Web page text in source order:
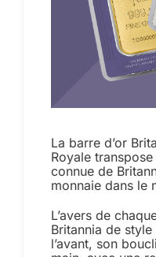
La barre d’or
Royale
connue de
monnaie dans le
L’avers de
Britannia de
l’avant, son